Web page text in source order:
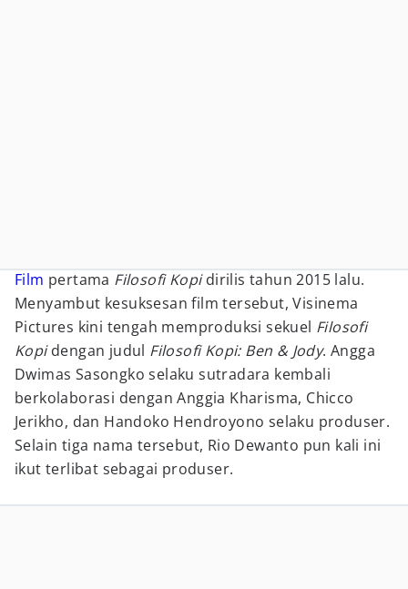
Film pertama Filosofi Kopidirilis tahun 2015 lalu.
Menyambut kesuksesan film tersebut, Visinema
Pictures kini tengah memproduksi sekuel Filosofi
Kopidengan judul Filosofi Kopi: Ben & Jody. Angga
Dwimas Sasongko selaku sutradara kembali
berkolaborasi dengan Anggia Kharisma, Chicco
Jerikho, dan Handoko Hendroyono selaku produser.
Selain tiga nama tersebut, Rio Dewanto pun kali ini
ikut terlibat sebagai produser.